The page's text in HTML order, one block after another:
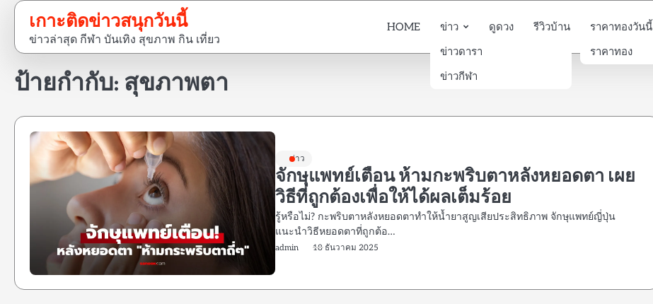
Skip
content
เกาะติดข่าวสนุกวันนี้
ข่าวล่าสุด กีฬา บันเทิง สุขภาพ กิน เที่ยว
HOME
ข่าว
ข่าวดารา
ข่าวกีฬา
ดูดวง รีวิวบ้าน
ราคาทองวันนี้
ราคาทอง
ป้ายกำกับ: สุขภาพตา
ข่าว
จักษุแพทย์เตือน ห้ามกะพริบตาหลังหยอดตา เผย
วิธีที่ถูกต้องเพื่อให้ได้ผลเต็มร้อย
รู้หรือไม่? กะพริบตาหลังหยอดตาทำให้น้ำยาสูญเสียประสิทธิภาพ จักษุแพทย์ญี่ปุ่น
แนะนำวิธีหยอดตาที่ถูกต้อ…
admin 18 ธันวาคม 2025